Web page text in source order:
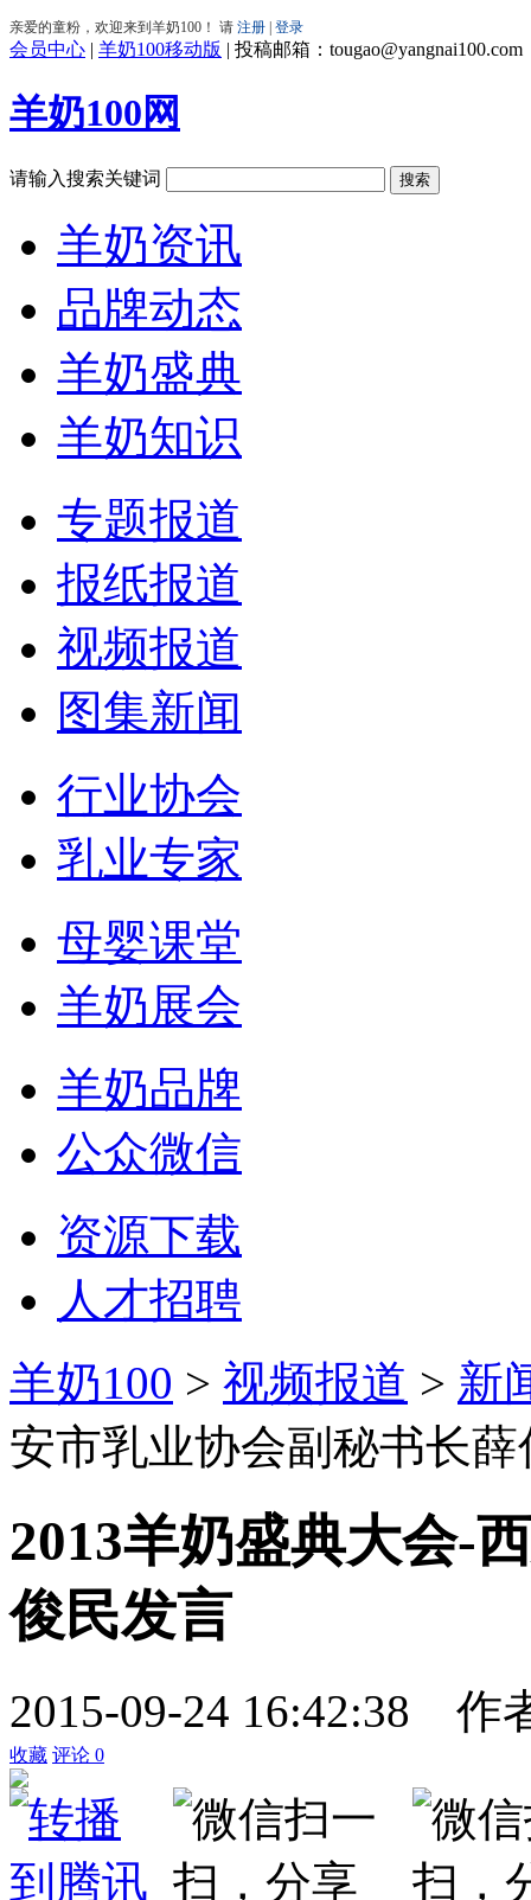
会员中心 | 羊奶100移动版 | 投稿邮箱：tougao@yangnai100.com
羊奶100网
请输入搜索关键词
羊奶资讯
品牌动态
羊奶盛典
羊奶知识
专题报道
报纸报道
视频报道
图集新闻
行业协会
乳业专家
母婴课堂
羊奶展会
羊奶品牌
公众微信
资源下载
人才招聘
羊奶100 > 视频报道 > 新
安市乳业协会副秘书长
2013羊奶盛典大会-
俊民发言
2015-09-24 16:42:38 作
收藏 评论 0